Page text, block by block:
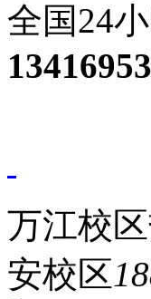
全国24
万江校
安校区